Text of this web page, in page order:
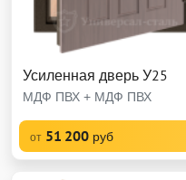
Усиленная дверь У25
МДФ ПВХ + МДФ ПВХ
от 51 200 руб